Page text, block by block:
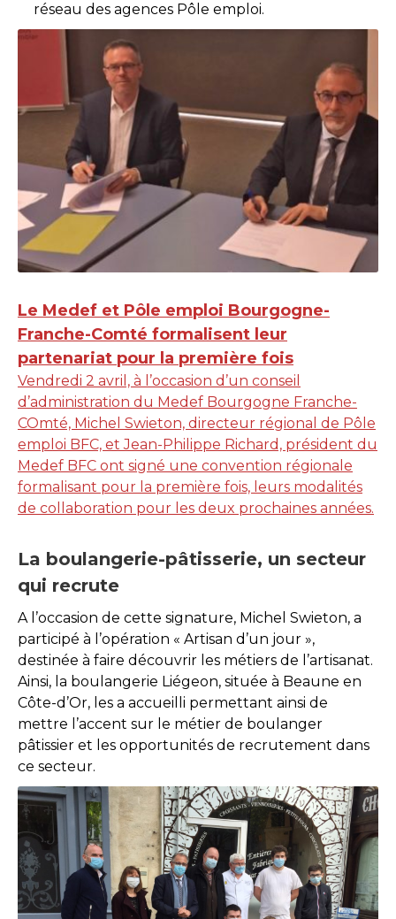
réseau des agences Pôle emploi.
Le Medef et Pôle emploi Bourgogne-
Franche-Comté formalisent leur
partenariat pour la première fois
Vendredi 2 avril, à l’occasion d’un conseil
d’administration du Medef Bourgogne Franche-
COmté, Michel Swieton, directeur régional de Pôle
emploi BFC, et Jean-Philippe Richard, président du
Medef BFC ont signé une convention régionale
formalisant pour la première fois, leurs modalités
de collaboration pour les deux prochaines années.
La boulangerie-pâtisserie, un secteur
qui recrute
A l’occasion de cette signature, Michel Swieton, a
participé à l’opération « Artisan d’un jour »,
destinée à faire découvrir les métiers de l’artisanat.
Ainsi, la boulangerie Liégeon, située à Beaune en
Côte-d’Or, les a accueilli permettant ainsi de
mettre l’accent sur le métier de boulanger
pâtissier et les opportunités de recrutement dans
ce secteur.